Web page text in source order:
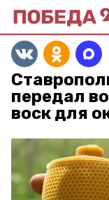
передал
воск для